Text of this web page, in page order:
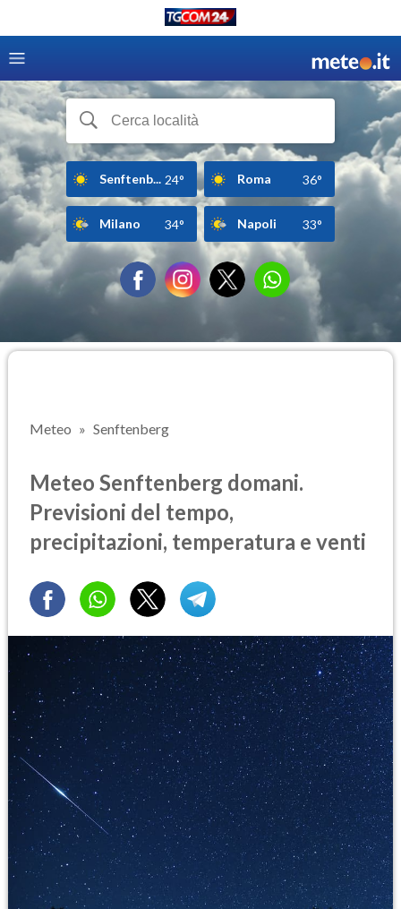
Senftenb... 24° Roma 36°
Milano 34° Napoli 33°
Meteo Senftenberg
Meteo Senftenberg domani.
Previsioni del tempo,
precipitazioni, temperatura e venti